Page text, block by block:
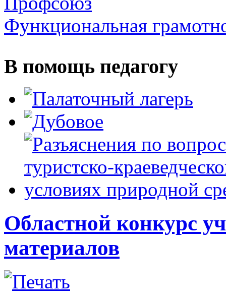
Функциональная
В помощь педагогу
Областной конкурс
материалов